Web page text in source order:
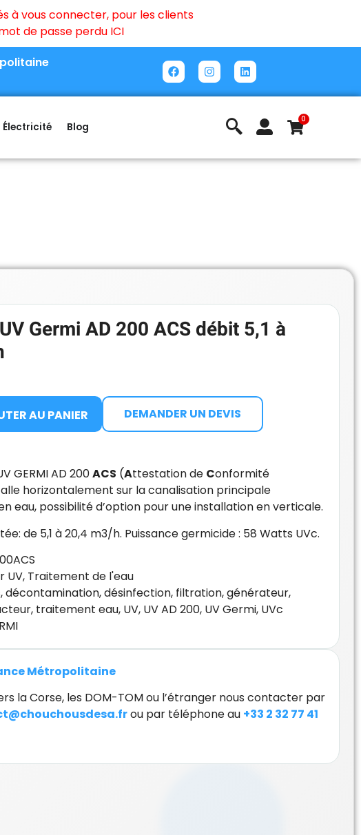
à vous connecter, pour les clients
de passe perdu ICI
Électricité Blog
0
Germi AD 200 ACS débit 5,1 à
AU PANIER DEMANDER UN DEVIS
GERMI AD 200ACS (Attestation de Conformité
horizontalement sur la canalisation principale
eau, possibilité d’option pour une installation en verticale.
de 5,1 à 20,4 m3/h. Puissance germicide : 58 Watts UVc.
UV, Traitement de l'eau
,décontamination,désinfection, filtration,générateur,
, traitement eau, UV, UV AD 200, UV Germi, UVc
Métropolitaine
la Corse, les DOM-TOM ou l’étranger nous contacter par
ou par téléphone au +33 2 32 77 41